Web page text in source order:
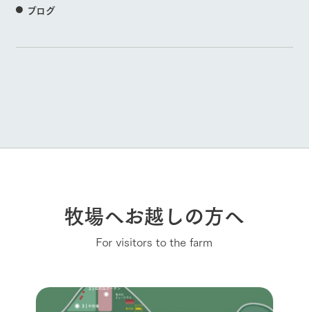
ブログ
牧場へお越しの方へ
For visitors to the farm